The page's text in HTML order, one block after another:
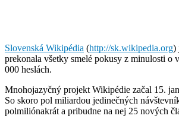
Slovenská Wikipédia (http://sk.wikipedia.org)
prekonala všetky smelé pokusy z minulosti
000 heslách.
Mnohojazyčný projekt Wikipédie začal 15.
So skoro pol miliardou jedinečných
polmiliónakrát a pribudne na nej 25 nových